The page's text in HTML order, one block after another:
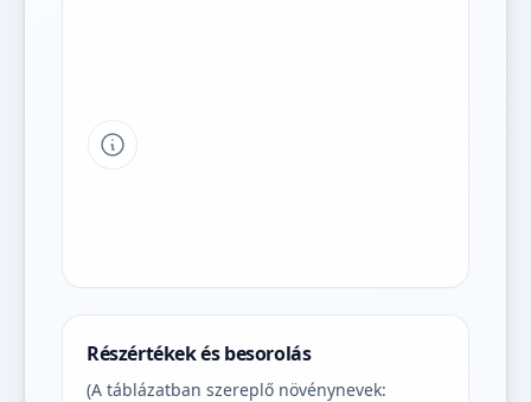
Tipp a grafikon jelmagyarázatához
Részértékek és besorolás
(A táblázatban szereplő növénynevek: